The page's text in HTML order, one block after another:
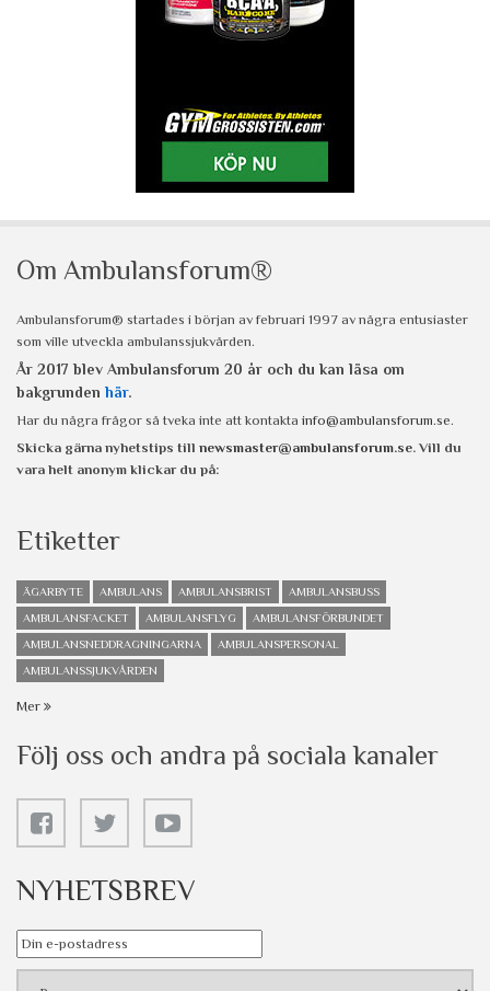
Om Ambulansforum®
Ambulansforum® startades i början av februari 1997 av några entusiaster
som ville utveckla ambulanssjukvården.
År 2017 blev Ambulansforum 20 år och du kan läsa om
bakgrunden här.
Har du några frågor så tveka inte att kontakta info@ambulansforum.se.
Skicka gärna nyhetstips till newsmaster@ambulansforum.se. Vill du
vara helt anonym klickar du på:
Etiketter
ÄGARBYTE AMBULANS AMBULANSBRIST
AMBULANSBUSS
AMBULANSFACKET
AMBULANSFLYG
AMBULANSFÖRBUNDET
AMBULANSNEDDRAGNINGARNA
AMBULANSPERSONAL
AMBULANSSJUKVÅRDEN
Mer
Följ oss och andra på sociala kanaler
NYHETSBREV